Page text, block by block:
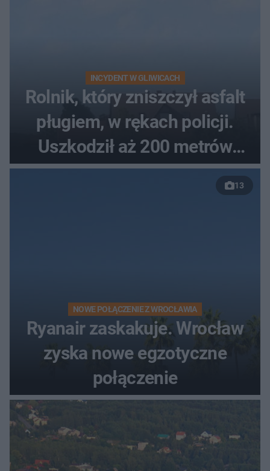
INCYDENT W GLIWICACH
Rolnik, który zniszczył asfalt
pługiem, w rękach policji.
Uszkodził aż 200 metrów
nowej drogi
13
NOWE POŁĄCZENIE Z WROCŁAWIA
Ryanair zaskakuje. Wrocław
zyska nowe egzotyczne
połączenie